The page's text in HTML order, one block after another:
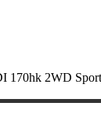
170hk 2WD